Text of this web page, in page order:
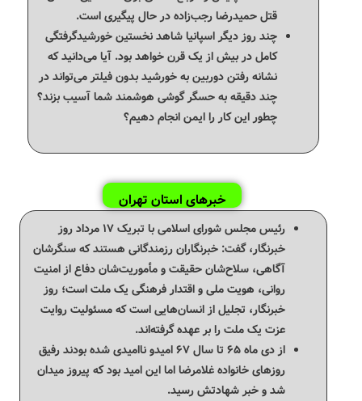
قتل حمیدرضا رجب‌زاده در حال پیگیری است.
چند روز دیگر اسپانیا شاهد نخستین خورشیدگرفتگی
کامل در بیش از یک قرن خواهد بود. آیا می‌دانید که
نشانه رفتن دوربین به خورشید بدون فیلتر می‌تواند در
چند دقیقه به حسگر گوشی هوشمند شما آسیب بزند؟
چطور این کار را ایمن انجام دهیم؟
خبرهای استان تهران
رئیس مجلس شورای اسلامی‌ با تبریک ۱۷ مرداد روز
خبرنگار، گفت: خبرنگاران رزمندگانی هستند که سنگرشان
آگاهی، سلاح‌شان حقیقت و مأموریت‌شان دفاع از امنیت
روانی، هویت ملی و اقتدار فرهنگی یک ملت است؛ روز
خبرنگار، تجلیل از انسان‌هایی است که مسئولیت روایت
عزت یک ملت را بر عهده گرفته‌اند.
از دی ماه ۶۵ تا سال ۶۷ امیدو ناامیدی شده بودند رفیق
روزهای خانواده غلامرضا اما این امید بود که پیروز میدان
شد و خبر شهادتش رسید.